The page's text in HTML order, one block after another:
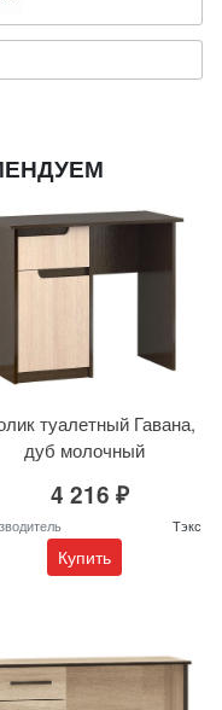
туалетный Гавана,
дуб молочный
4 216 ₽
Тэкс
Купить